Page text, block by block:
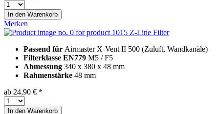
In den Warenkorb
Merken
Z-Line Filter
Passend für Airmaster X-Vent II 500 (Zuluft, Wandkanäle)
Filterklasse EN779 M5 / F5
Abmessung 340 x 380 x 48 mm
Rahmenstärke 48 mm
ab 24,90 € *
In den Warenkorb